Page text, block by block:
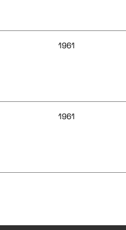
1961
1961